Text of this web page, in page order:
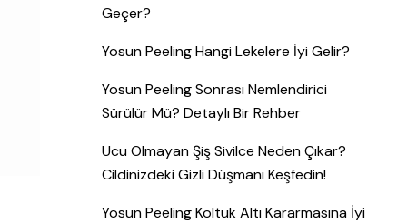
Geçer?
Yosun Peeling Hangi Lekelere İyi Gelir?
Yosun Peeling Sonrası Nemlendirici
Sürülür Mü? Detaylı Bir Rehber
Ucu Olmayan Şiş Sivilce Neden Çıkar?
Cildinizdeki Gizli Düşmanı Keşfedin!
Yosun Peeling Koltuk Altı Kararmasına İyi